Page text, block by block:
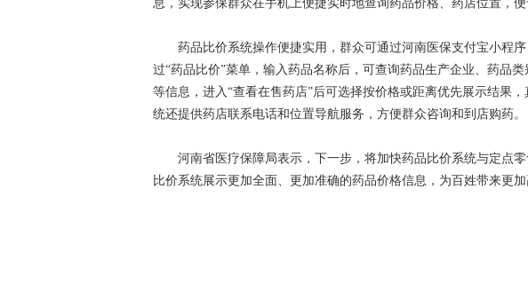
息，实现参保群众在手机上便捷实时地查询药品价格、药店位置，便
药品比价系统操作便捷实用，群众可通过河南医保支付宝小程序
过“药品比价”菜单，输入药品名称后，可查询药品生产企业、药品
等信息，进入“查看在售药店”后可选择按价格或距离优先展示结果
统还提供药店联系电话和位置导航服务，方便群众咨询和到店购药。
河南省医疗保障局表示，下一步，将加快药品比价系统与定点零
比价系统展示更加全面、更加准确的药品价格信息，为百姓带来更